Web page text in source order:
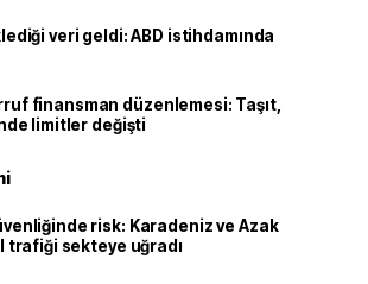
veri geldi: ABD istihdamında
finansman düzenlemesi: Taşıt,
limitler değişti
risk: Karadeniz ve Azak
trafiği sekteye uğradı